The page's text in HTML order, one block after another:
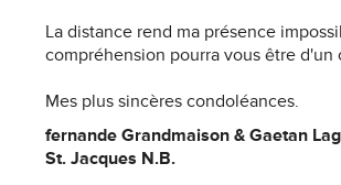
La distance rend ma présence
compréhension pourra vous être d'un
Mes plus sincères condoléances.
fernande Grandmaison & Gaetan
St. Jacques N.B.